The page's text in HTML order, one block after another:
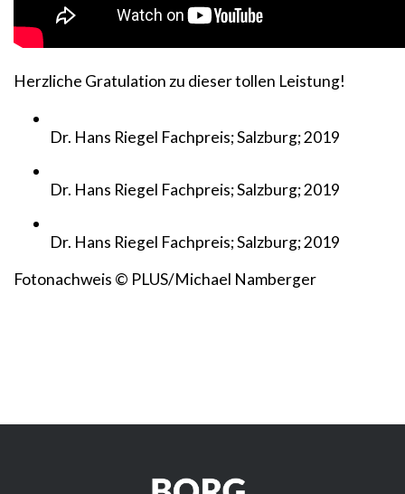
Herzliche Gratulation zu dieser tollen Leistung!
Dr. Hans Riegel Fachpreis; Salzburg; 2019
Dr. Hans Riegel Fachpreis; Salzburg; 2019
Dr. Hans Riegel Fachpreis; Salzburg; 2019
Fotonachweis © PLUS/Michael Namberger